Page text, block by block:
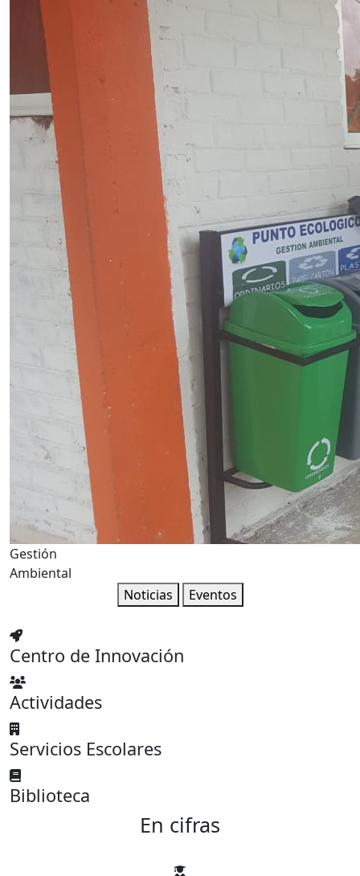
Gestión
Ambiental
Noticias
Eventos
Centro de Innovación
Actividades
Servicios Escolares
Biblioteca
En cifras